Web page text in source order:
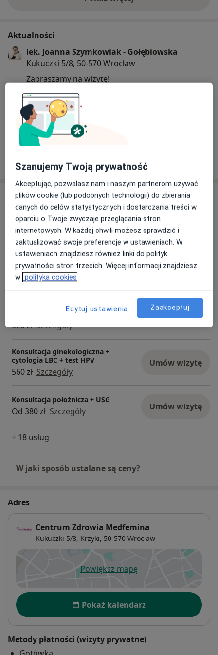
o doświadczeniu
Aktualności
lek. Joanna Szymkowiak - Gołębiowska
Kukuczki 5/8, 50-570 Wrocław
Zapraszamy na wizytę!
12/03/2026
Usługi i ceny
Antykoncepcja
350 zł Szczegóły Umów wizytę
Usunięcie wkładki domacicznej
300 zł Szczegóły Umów wizytę
USG ginekologicznym + USG piersi
620 zł Szczegóły
Umów wizytę
Konsultacja ginekologiczna +
cytologia LBC + test HPV
560 zł Szczegóły
Umów wizytę
Konsultacja położnicza + USG
Od 380 zł Szczegóły Umów wizytę
+ 18 usług
W jaki sposób ustalane są ceny?
Adres
Centrum Zdrowia Medfemina
Kukuczki 5/8, Krzyki, 50-570 Wrocław
Powiększ mapęotwiera się w nowej karcie
Dostępność
Pokaż kalendarz
Metody płatności (wizyty prywatne)
Szanujemy Twoją prywatność
Akceptując, pozwalasz nam i naszym partnerom używać
plików cookie (lub podobnych technologii) do zbierania
danych do celów statystycznych i dostarczania treści w
oparciu o Twoje zwyczaje przeglądania stron
internetowych. W każdej chwili możesz sprawdzić i
zaktualizować swoje preferencje w ustawieniach. W
ustawieniach znajdziesz również linki do polityk
prywatności stron trzecich. Więcej informacji znajdziesz
w polityka cookies
Edytuj ustawienia Zaakceptuj